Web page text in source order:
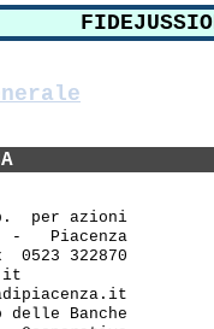
per azioni
-   Piacenza
322870
Banche